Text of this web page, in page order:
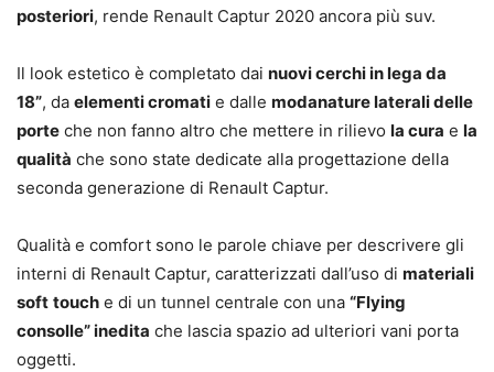
posteriori, rende Renault Captur 2020 ancora più suv.
Il look estetico è completato dai nuovi cerchi in lega da
18”, da elementi cromati e dalle modanature laterali delle
porte che non fanno altro che mettere in rilievo la cura e la
qualità che sono state dedicate alla progettazione della
seconda generazione di Renault Captur.
Qualità e comfort sono le parole chiave per descrivere gli
interni di Renault Captur, caratterizzati dall’uso di materiali
soft touch e di un tunnel centrale con una “Flying
consolle” inedita che lascia spazio ad ulteriori vani porta
oggetti.